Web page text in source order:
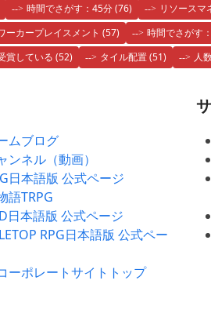
時間でさがす：45分(76) リソースマ
ーカープレイスメント (57) 時間でさがす
賞している (52) タイル配置(51) 人
ムブログ
ネル（動画）
日本語版 公式ページ
語TRPG
日本語版 公式ページ
RPG日本語版 公式ペー
ポレートサイトトップ